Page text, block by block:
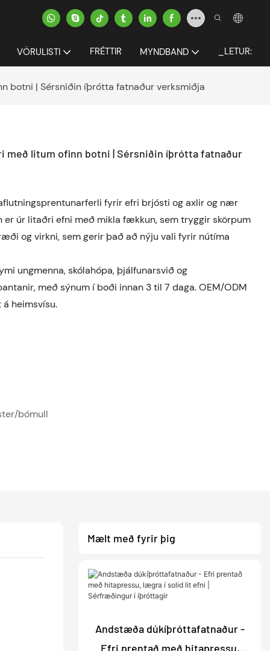
VÖRULISTI FRÉTTIR MYNDBAND _LETUR:
botni | Sérsniðin íþrótta fatnaður verksmiðja
með litum ofinn botni | Sérsniðin íþrótta fatnaður
fyrir efri brjósti og axlir og nær
er úr litaðri efni með mikla fækkun, sem tryggir skörpum
og virkni, sem gerir það að nýju vali fyrir nútíma
ungmenna, skólahópa, þjálfunarsvið og
með sýnum í boði innan 3 til 7 daga. OEM/ODM
heimsvísu.
bómull
Mælt með fyrir þig
Andstæða dúkíþróttafatnaður -
Efri prentað með hitapressu,